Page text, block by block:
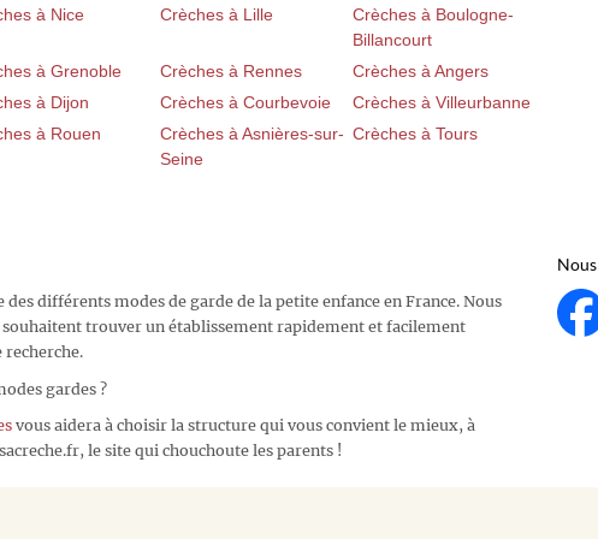
à Nice Crèches à Lille
Crèches à Boulogne-
Billancourt
à Grenoble Crèches à Rennes
Crèches à Angers
à Dijon Crèches à Courbevoie
Crèches à Villeurbanne
à Rouen
Crèches à Asnières-sur-
Seine
Crèches à Tours
différents modes de garde de la petite enfance en France. Nous
souhaitent trouver un établissement rapidement et facilement
recherche.
gardes ?
vous aidera à choisir la structure qui vous convient le mieux, à
le site qui chouchoute les parents !